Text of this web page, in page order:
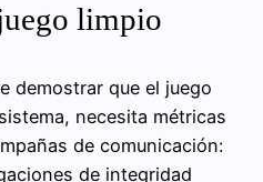
limpio
demostrar que el juego
necesita métricas
de comunicación:
de integridad